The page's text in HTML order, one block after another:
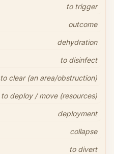
to trigger
outcome
dehydration
to disinfect
to clear (an area/obstruction)
to deploy / move (resources)
deployment
collapse
to divert